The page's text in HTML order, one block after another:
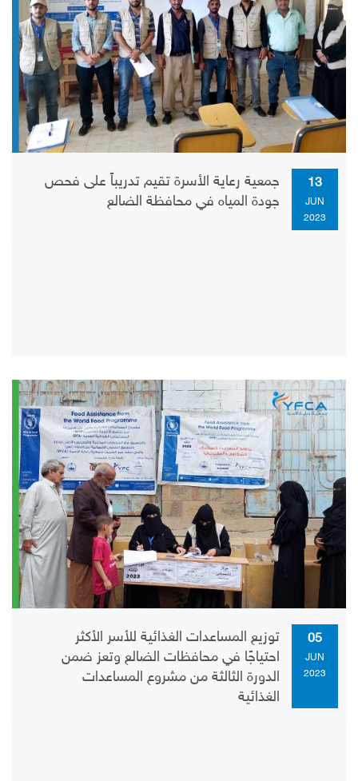
13
JUN
2023
جمعية رعاية الأسرة تقيم تدريباً على فحص
جودة المياه في محافظة الضالع
05
JUN
2023
توزيع المساعدات الغذائية للأسر الأكثر
احتياجًا في محافظات الضالع وتعز ضمن
الدورة الثالثة من مشروع المساعدات
الغذائية